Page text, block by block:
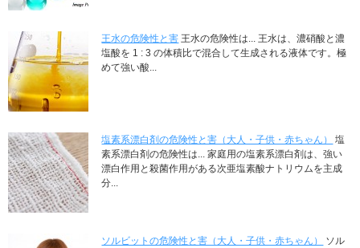
王水の危険性と害 王水の危険性は... 王水は、濃硝酸と濃
塩酸を 1 : 3 の体積比で混合して生成される液体です。極
めて強い酸...
塩素系漂白剤の危険性と害（大人・子供・赤ちゃん）
塩
素系漂白剤の危険性は... 家庭用の塩素系漂白剤は、強い
漂白作用と殺菌作用がある次亜塩素酸ナトリウムを主成
分...
ソルビットの危険性と害（大人・子供・赤ちゃん）
ソル